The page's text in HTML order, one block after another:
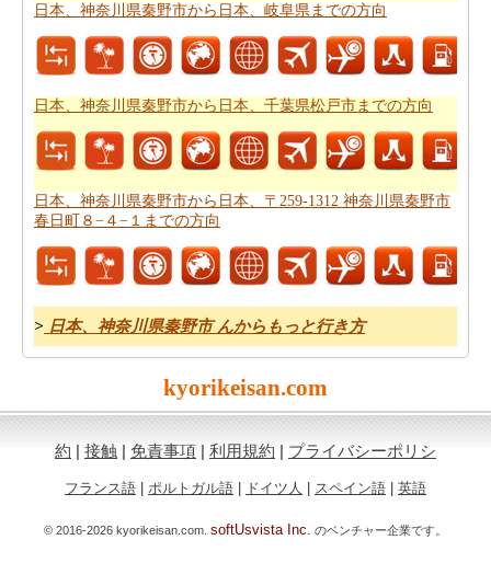
道路で旅行するのは疲れましたか。日本、神奈川県秦野
市から日本、千葉県松戸市まで、あなたは飛ぶことがで
千葉県松戸市までの飛行時間をチェックして下さい。
あなたはそれが確からしいの停止ポイントとあなたの旅
川県秦野市から日本、千葉県松戸市までの道路ルートプ
あなたのルートを得ることが計画された後、あなたの旅
のために駆動するためのコストの公正な見積もりを有す
ることが重要です。あなたはこの日本、神奈川県秦野市
から日本、千葉県松戸市までの旅行の費用の旅行の費用
を得ることができます。
日本、神奈川県秦野市から日本、岐阜県までの方向
日本、神奈川県秦野市から日本、千葉県松戸市までの方向
日本、神奈川県秦野市から日本、〒259-1312 神奈川県秦野市
春日町８−４−１までの方向
> 日本、神奈川県秦野市 んからもっと行き方
kyorikeisan.com
約 | 接触 | 免責事項 | 利用規約 | プライバシーポリシ
フランス語 | ポルトガル語 | ドイツ人 | スペイン語 | 英語
© 2016-2026 kyorikeisan.com. softUsvista Inc. のベンチャー企業です。